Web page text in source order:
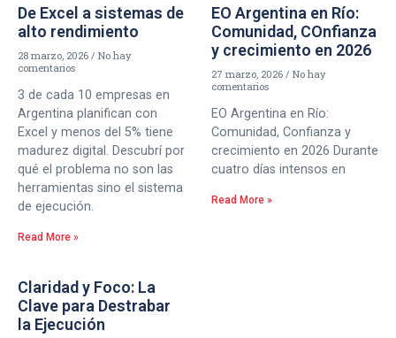
De Excel a sistemas de
alto rendimiento
28 marzo, 2026
No hay
comentarios
3 de cada 10 empresas en
Argentina planifican con
Excel y menos del 5% tiene
madurez digital. Descubrí por
qué el problema no son las
herramientas sino el sistema
de ejecución.
Read More »
EO Argentina en Río:
Comunidad, COnfianza
y crecimiento en 2026
27 marzo, 2026
No hay
comentarios
EO Argentina en Río:
Comunidad, Confianza y
crecimiento en 2026 Durante
cuatro días intensos en
Read More »
Claridad y Foco: La
Clave para Destrabar
la Ejecución